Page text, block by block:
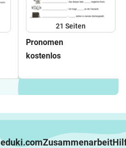
21 Seiten
Pronomen
kostenlos
eduki.comZusammenarbeit